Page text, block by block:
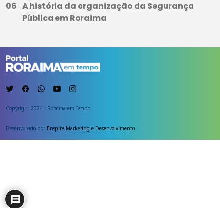
A história da organização da Segurança
Pública em Roraima
Copyright 2024 - Roraima em Tempo
Desenvolvido por Enspire Marketing e Desenvolvimento